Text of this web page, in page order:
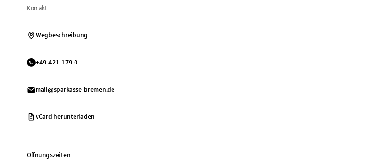
Kontakt
Wegbeschreibung
+49 421 179 0
mail@sparkasse-bremen.de
vCard herunterladen
Öffnungszeiten